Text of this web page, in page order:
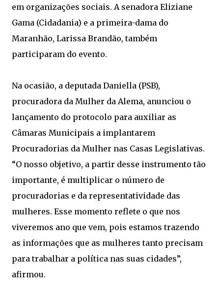
em organizações sociais. A senadora Eliziane
Gama (Cidadania) e a primeira-dama do
Maranhão, Larissa Brandão, também
participaram do evento.
Na ocasião, a deputada Daniella (PSB),
procuradora da Mulher da Alema, anunciou o
lançamento do protocolo para auxiliar as
Câmaras Municipais a implantarem
Procuradorias da Mulher nas Casas Legislativas.
“O nosso objetivo, a partir desse instrumento tão
importante, é multiplicar o número de
procuradorias e da representatividade das
mulheres. Esse momento reflete o que nos
viveremos ano que vem, pois estamos trazendo
as informações que as mulheres tanto precisam
para trabalhar a política nas suas cidades”,
afirmou.